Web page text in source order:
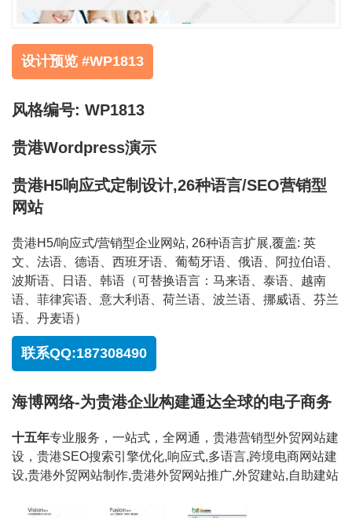
设计预览 #WP1813
风格编号: WP1813
贵港Wordpress演示
贵港H5响应式定制设计,26种语言/SEO营销型
网站
贵港H5/响应式/营销型企业网站, 26种语言扩展,覆盖: 英
文、法语、德语、西班牙语、葡萄牙语、俄语、阿拉伯语、
波斯语、日语、韩语（可替换语言：马来语、泰语、越南
语、菲律宾语、意大利语、荷兰语、波兰语、挪威语、芬兰
语、丹麦语）
联系QQ:187308490
海博网络-为贵港企业构建通达全球的电子商务
十五年专业服务，一站式，全网通，贵港营销型外贸网站建
设，贵港SEO搜索引擎优化,响应式,多语言,跨境电商网站建
设,贵港外贸网站制作,贵港外贸网站推广,外贸建站,自助建站